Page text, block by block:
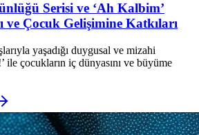
Serisi ve ‘Ah Kalbim’
ve Çocuk Gelişimine Katkıları
yaşadığı duygusal ve mizahi
ile çocukların iç dünyasını ve büyüme